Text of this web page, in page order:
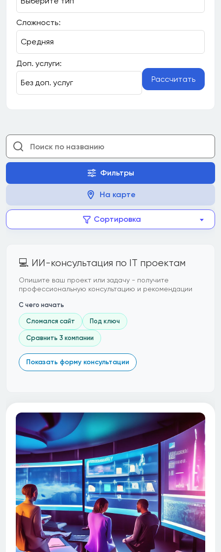
Сложность:
Доп. услуги:
Рассчитать
Фильтры
На карте
Сортировка
💻 ИИ-консультация по IT проектам
Опишите ваш проект или задачу - получите
профессиональную консультацию и рекомендации
С чего начать
Сломался сайт Под ключ
Сравнить 3 компании
Показать форму консультации